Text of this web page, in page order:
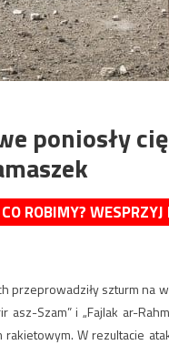
poniosły
ROBIMY?
przeprowadziły szturm na
Szam” i „Fajlak ar-
W rezultacie